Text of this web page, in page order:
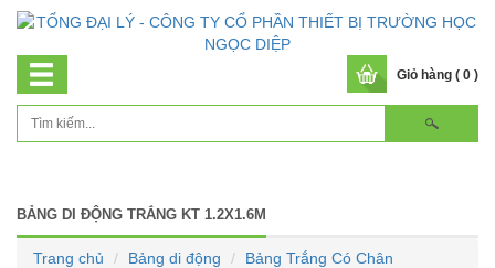
Giỏ hàng ( 0 )
BẢNG DI ĐỘNG TRẮNG KT 1.2X1.6M
Trang chủ Bảng di động
Bảng Trắng Có Chân